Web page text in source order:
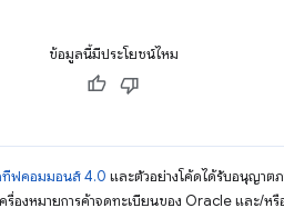
ข้อมูลนี้มีประโยชน์ไหม
ทีฟคอมมอนส์ 4.0 และตัวอย่างโค้ดได้รับอนุญาต
รื่องหมายการค้าจดทะเบียนของ Oracle และ/หรื